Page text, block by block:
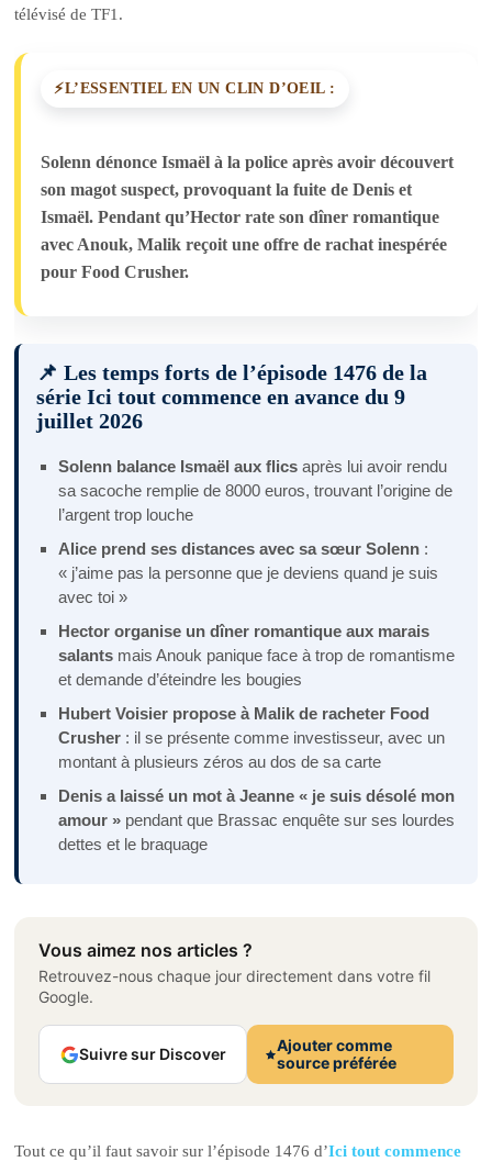
télévisé de TF1.
L’ESSENTIEL EN UN CLIN D’OEIL :
Solenn dénonce Ismaël à la police après avoir découvert
son magot suspect, provoquant la fuite de Denis et
Ismaël. Pendant qu’Hector rate son dîner romantique
avec Anouk, Malik reçoit une offre de rachat inespérée
pour Food Crusher.
📌 Les temps forts de l’épisode 1476 de la
série Ici tout commence en avance du 9
juillet 2026
Solenn balance Ismaël aux flics après lui avoir rendu
sa sacoche remplie de 8000 euros, trouvant l’origine de
l’argent trop louche
Alice prend ses distances avec sa sœur Solenn :
« j’aime pas la personne que je deviens quand je suis
avec toi »
Hector organise un dîner romantique aux marais
salants mais Anouk panique face à trop de romantisme
et demande d’éteindre les bougies
Hubert Voisier propose à Malik de racheter Food
Crusher : il se présente comme investisseur, avec un
montant à plusieurs zéros au dos de sa carte
Denis a laissé un mot à Jeanne « je suis désolé mon
amour » pendant que Brassac enquête sur ses lourdes
dettes et le braquage
Vous aimez nos articles ?
Retrouvez-nous chaque jour directement dans votre fil
Google.
Suivre sur Discover
Ajouter comme
source préférée
Tout ce qu’il faut savoir sur l’épisode 1476 d’Ici tout commence